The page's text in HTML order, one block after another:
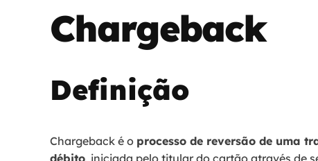
Chargeback
Definição
Chargeback é o processo de reversão de uma
débito, iniciada pelo titular do cartão através de